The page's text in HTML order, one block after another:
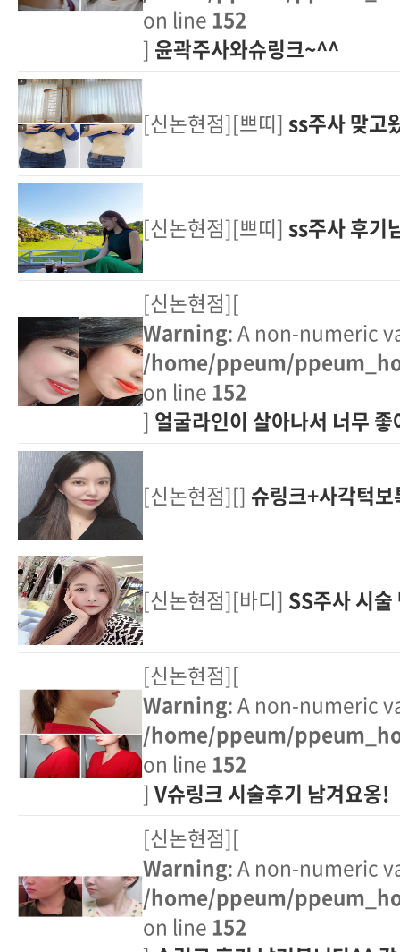
on line 152
] 윤곽주사와슈링크~^^
[신논현점][쁘띠] ss주사 맞고
[신논현점][쁘띠] ss주사 후기
[신논현점][
Warning: A non-numeric
/home/ppeum/
on line 152
] 얼굴라인이 살아나서 너무
[신논현점][] 슈링크+사각턱
[신논현점][바디] SS주사 시
[신논현점][
Warning: A non-numeric
/home/ppeum/
on line 152
] V슈링크 시술후기 남겨요옹!
[신논현점][
Warning: A non-numeric
/home/ppeum/
on line 152